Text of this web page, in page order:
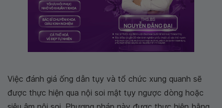
Việc đánh giá ống dẫn tụy và tổ chức xung quanh sẽ
được thực hiện qua nội soi mật tụy ngược dòng hoặc